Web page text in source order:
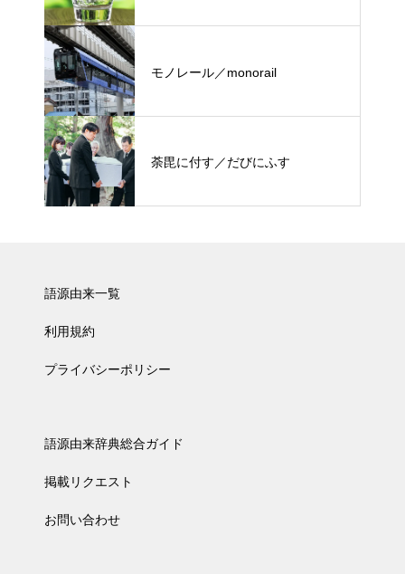
モノレール／monorail
荼毘に付す／だびにふす
語源由来一覧
利用規約
プライバシーポリシー
語源由来辞典総合ガイド
掲載リクエスト
お問い合わせ